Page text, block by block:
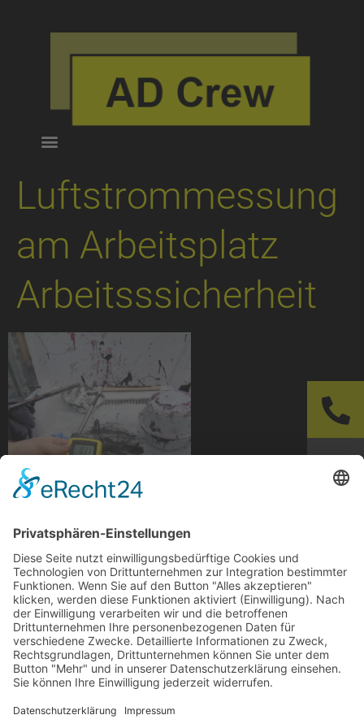
Luftstrommessung
am Arbeitsplatz
Arbeitsssicherheit
Luftstrommessung am Arbeitsplatz
Arbeitsssicherheit